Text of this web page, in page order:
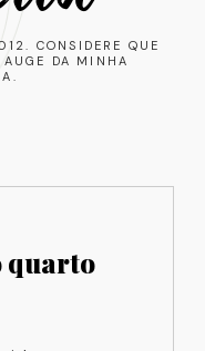
CONSIDERE QUE
AUGE DA MINHA
quarto